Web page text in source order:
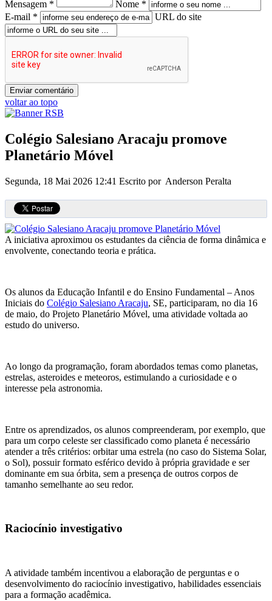
Mensagem *
Nome *
E-mail *
URL do site
voltar ao topo
Colégio Salesiano Aracaju promove
Planetário Móvel
Segunda, 18 Mai 2026 12:41 Escrito por Anderson Peralta
A iniciativa aproximou os estudantes da ciência de forma dinâmica e
envolvente, conectando teoria e prática.
Os alunos da Educação Infantil e do Ensino Fundamental – Anos
Iniciais do Colégio Salesiano Aracaju, SE, participaram, no dia 16
de maio, do Projeto Planetário Móvel, uma atividade voltada ao
estudo do universo.
Ao longo da programação, foram abordados temas como planetas,
estrelas, asteroides e meteoros, estimulando a curiosidade e o
interesse pela astronomia.
Entre os aprendizados, os alunos compreenderam, por exemplo, que
para um corpo celeste ser classificado como planeta é necessário
atender a três critérios: orbitar uma estrela (no caso do Sistema Solar,
o Sol), possuir formato esférico devido à própria gravidade e ser
dominante em sua órbita, sem a presença de outros corpos de
tamanho semelhante ao seu redor.
Raciocínio investigativo
A atividade também incentivou a elaboração de perguntas e o
desenvolvimento do raciocínio investigativo, habilidades essenciais
para a formação acadêmica.